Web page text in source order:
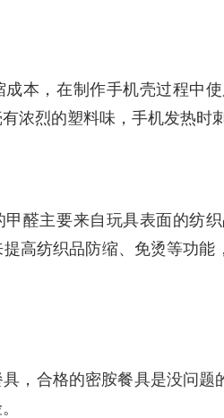
成本，在制作手机壳过程中
浓烈的塑料味，手机发热
甲醛主要来自玩具表面的纺
高纺织品防缩、免烫等功
，合格的密胺餐具是没问